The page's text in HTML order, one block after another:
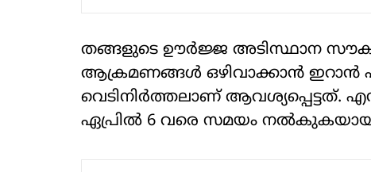
തങ്ങളുടെ ഊര്‍ജ്ജ അടിസ്ഥാന
ആക്രമണങ്ങള്‍ ഒഴിവാക്കാന്‍ ഇറാന്‍
വെടിനിര്‍ത്തലാണ് ആവശ്യപ്പെട്ടത്.
ഏപ്രില്‍ 6 വരെ സമയം